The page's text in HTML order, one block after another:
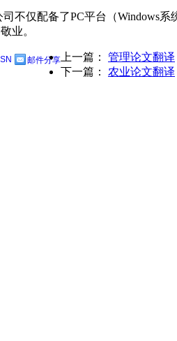
司不仅配备了PC平台（
业。
邮件分享 上一篇： 管理论文翻译
下一篇： 农业论文翻译